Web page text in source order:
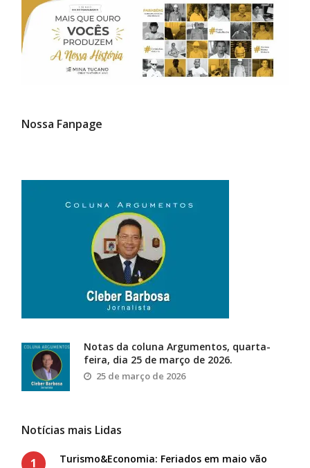
Nossa Fanpage
Notas da coluna Argumentos, quarta-
feira, dia 25 de março de 2026.
25 de março de 2026
Notícias mais Lidas
1
Turismo&Economia: Feriados em maio vão